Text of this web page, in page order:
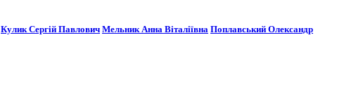
Кулик Сергій Павлович Мельник Анна Віталіївна Поплавський Олександр